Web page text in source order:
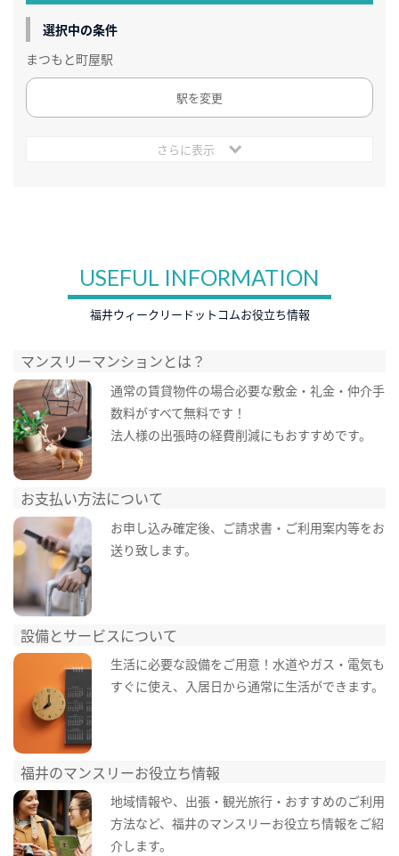
選択中の条件
まつもと町屋駅
駅を変更
さらに表示
USEFUL INFORMATION
福井ウィークリードットコムお役立ち情報
マンスリーマンションとは？
通常の賃貸物件の場合必要な敷金・礼金・仲介手
数料がすべて無料です！
法人様の出張時の経費削減にもおすすめです。
お支払い方法について
お申し込み確定後、ご請求書・ご利用案内等をお
送り致します。
設備とサービスについて
生活に必要な設備をご用意！水道やガス・電気も
すぐに使え、入居日から通常に生活ができます。
福井のマンスリーお役立ち情報
地域情報や、出張・観光旅行・おすすめのご利用
方法など、福井のマンスリーお役立ち情報をご紹
介します。